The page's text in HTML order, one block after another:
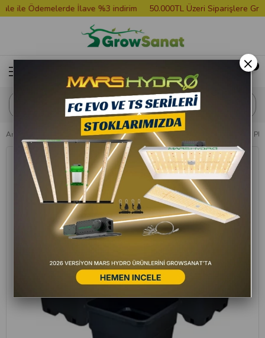
Ödemelerde İlave %3 indirim 50.000TL Üzeri Siparişlere
Anasayfa Saksılar ve Tablalar Saksı Plastik Saksı Grow Wizard
×